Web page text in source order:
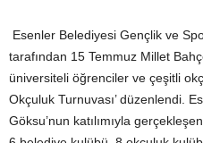
Esenler Belediyesi Gençlik ve
tarafından 15 Temmuz Millet
üniversiteli öğrenciler ve çeşitli
Okçuluk Turnuvası’ düzenlendi.
Göksu’nun katılımıyla